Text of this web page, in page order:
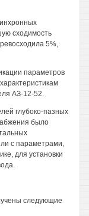
сходимость
5%,
параметров
АЗ-12-52.
глубоко-пазных
было
с параметрами,
для установки
следующие